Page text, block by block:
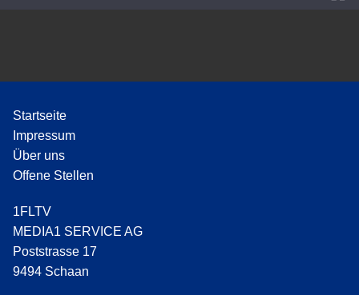
Startseite
Impressum
Über uns
Offene Stellen
1FLTV
MEDIA1 SERVICE AG
Poststrasse 17
9494 Schaan